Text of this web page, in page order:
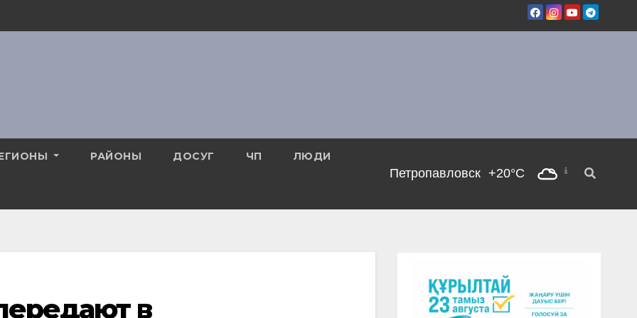
РАЙОНЫ ДОСУГ ЧП ЛЮДИ
Петропавловск +20°C
в